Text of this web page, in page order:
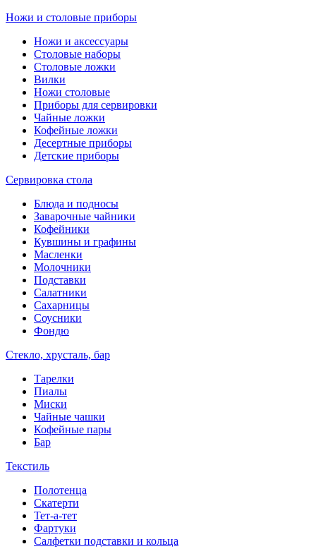
Ножи и столовые приборы
Ножи и аксессуары
Столовые наборы
Столовые ложки
Вилки
Ножи столовые
Приборы для сервировки
Чайные ложки
Кофейные ложки
Десертные приборы
Детские приборы
Сервировка стола
Блюда и подносы
Заварочные чайники
Кофейники
Кувшины и графины
Масленки
Молочники
Подставки
Салатники
Сахарницы
Соусники
Фондю
Стекло, хрусталь, бар
Тарелки
Пиалы
Миски
Чайные чашки
Кофейные пары
Бар
Текстиль
Полотенца
Скатерти
Тет-а-тет
Фартуки
Салфетки подставки и кольца